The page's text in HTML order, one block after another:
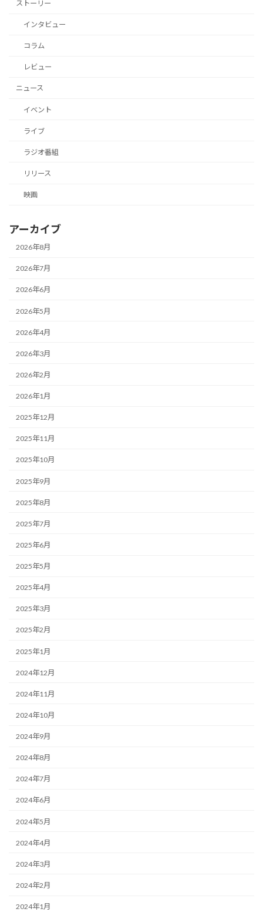
ストーリー
インタビュー
コラム
レビュー
ニュース
イベント
ライブ
ラジオ番組
リリース
映画
アーカイブ
2026年8月
2026年7月
2026年6月
2026年5月
2026年4月
2026年3月
2026年2月
2026年1月
2025年12月
2025年11月
2025年10月
2025年9月
2025年8月
2025年7月
2025年6月
2025年5月
2025年4月
2025年3月
2025年2月
2025年1月
2024年12月
2024年11月
2024年10月
2024年9月
2024年8月
2024年7月
2024年6月
2024年5月
2024年4月
2024年3月
2024年2月
2024年1月